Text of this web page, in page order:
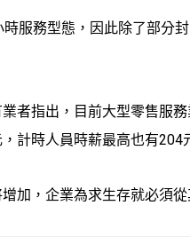
服務型態，因此除了部分
者指出，目前大型零售服
計時人員時薪最高也有204
加，企業為求生存就必須